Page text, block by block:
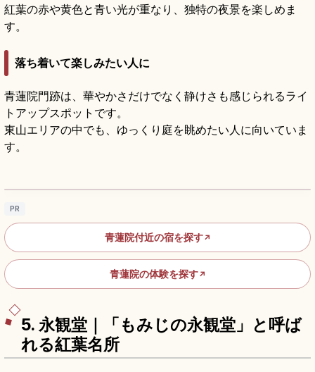
紅葉の赤や黄色と青い光が重なり、独特の夜景を楽しめま
す。
落ち着いて楽しみたい人に
青蓮院門跡は、華やかさだけでなく静けさも感じられるライ
トアップスポットです。
東山エリアの中でも、ゆっくり庭を眺めたい人に向いていま
す。
青蓮院とはどんな場所？京都で楽しむ庭園と
PR
青蓮院付近の宿を探す↗
青蓮院の体験を探す↗
5. 永観堂｜「もみじの永観堂」と呼ば
れる紅葉名所